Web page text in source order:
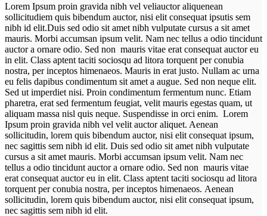
Lorem Ipsum proin gravida nibh vel veliauctor aliquenean
sollicitudiem quis bibendum auctor, nisi elit consequat ipsutis sem
nibh id elit.Duis sed odio sit amet nibh vulputate cursus a sit amet
mauris. Morbi accumsan ipsum velit. Nam nec tellus a odio tincidunt
auctor a ornare odio. Sed non mauris vitae erat consequat auctor eu
in elit. Class aptent taciti sociosqu ad litora torquent per conubia
nostra, per inceptos himenaeos. Mauris in erat justo. Nullam ac urna
eu felis dapibus condimentum sit amet a augue. Sed non neque elit.
Sed ut imperdiet nisi. Proin condimentum fermentum nunc. Etiam
pharetra, erat sed fermentum feugiat, velit mauris egestas quam, ut
aliquam massa nisl quis neque. Suspendisse in orci enim. Lorem
Ipsum proin gravida nibh vel velit auctor aliquet. Aenean
sollicitudin, lorem quis bibendum auctor, nisi elit consequat ipsum,
nec sagittis sem nibh id elit. Duis sed odio sit amet nibh vulputate
cursus a sit amet mauris. Morbi accumsan ipsum velit. Nam nec
tellus a odio tincidunt auctor a ornare odio. Sed non mauris vitae
erat consequat auctor eu in elit. Class aptent taciti sociosqu ad litora
torquent per conubia nostra, per inceptos himenaeos. Aenean
sollicitudin, lorem quis bibendum auctor, nisi elit consequat ipsum,
nec sagittis sem nibh id elit.